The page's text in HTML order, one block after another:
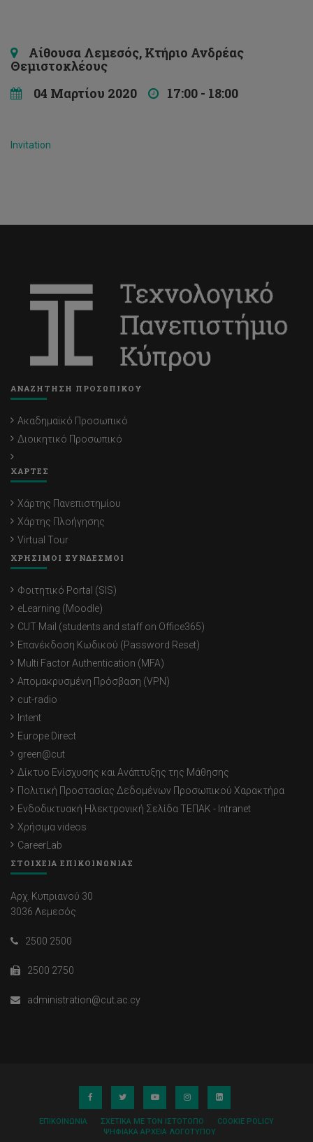
Αίθουσα Λεμεσός, Κτήριο Ανδρέας
Θεμιστοκλέους
04 Μαρτίου 2020
17:00 - 18:00
Invitation
ΑΝΑΖΗΤΗΣΗ ΠΡΟΣΩΠΙΚΟΥ
Ακαδημαϊκό Προσωπικό
Διοικητικό Προσωπικό
ΧΑΡΤΕΣ
Χάρτης Πανεπιστημίου
Χάρτης Πλοήγησης
Virtual Tour
ΧΡΗΣΙΜΟΙ ΣΥΝΔΕΣΜΟΙ
Φοιτητικό Portal (SIS)
eLearning (Moodle)
CUT Mail (students and staff on Office365)
Επανέκδοση Κωδικού (Password Reset)
Multi Factor Authentication (MFA)
Απομακρυσμένη Πρόσβαση (VPN)
cut-radio
Intent
Europe Direct
green@cut
Δίκτυο Ενίσχυσης και Ανάπτυξης της Μάθησης
Πολιτική Προστασίας Δεδομένων Προσωπικού Χαρακτήρα
Ενδοδικτυακή Ηλεκτρονική Σελίδα ΤΕΠΑΚ - Intranet
Χρήσιμα videos
CareerLab
ΣΤΟΙΧΕΙΑ ΕΠΙΚΟΙΝΩΝΙΑΣ
Αρχ. Κυπριανού 30
3036 Λεμεσός
2500 2500
2500 2750
administration@cut.ac.cy
ΕΠΙΚΟΙΝΩΝΊΑ ΣΧΕΤΙΚΆ ΜΕ ΤΟΝ ΙΣΤΌΤΟΠΟ
COOKIE POLICY
ΨΗΦΙΑΚΆ ΑΡΧΕΊΑ ΛΟΓΌΤΥΠΟΥ